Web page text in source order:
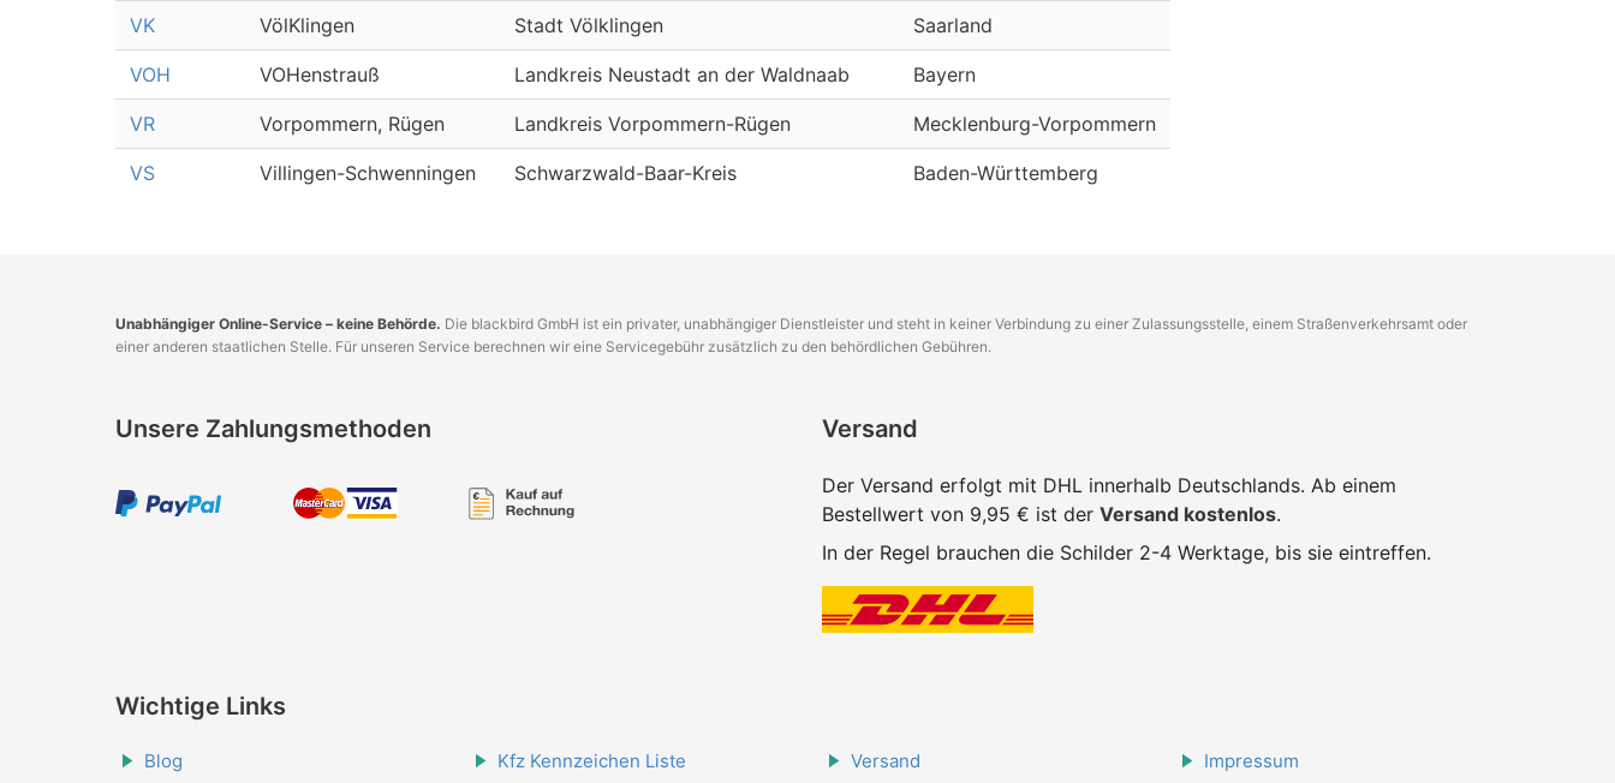
VK VölKlingen Stadt Völklingen Saarland
VOH VOHenstrauß Landkreis Neustadt an der Waldnaab Bayern
VR Vorpommern, Rügen Landkreis Vorpommern-Rügen Mecklenburg-Vorpommern
VS Villingen-Schwenningen Schwarzwald-Baar-Kreis Baden-Württemberg
Unabhängiger Online-Service – keine Behörde. Die blackbird GmbH ist ein privater, unabhängiger Dienstleister und steht in keiner Verbindung zu einer Zulassungsstelle, einem Straßenverkehrsamt oder
einer anderen staatlichen Stelle. Für unseren Service berechnen wir eine Servicegebühr zusätzlich zu den behördlichen Gebühren.
Unsere Zahlungsmethoden Versand
Der Versand erfolgt mit DHL innerhalb Deutschlands. Ab einem
Bestellwert von 9,95 € ist der Versand kostenlos.
In der Regel brauchen die Schilder 2-4 Werktage, bis sie eintreffen.
Wichtige Links
Blog Kfz Kennzeichen Liste Versand Impressum